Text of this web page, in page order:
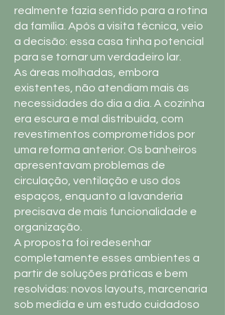
realmente fazia sentido para a rotina
da família. Após a visita técnica, veio
a decisão: essa casa tinha potencial
para se tornar um verdadeiro lar.
As áreas molhadas, embora
existentes, não atendiam mais às
necessidades do dia a dia. A cozinha
era escura e mal distribuída, com
revestimentos comprometidos por
uma reforma anterior. Os banheiros
apresentavam problemas de
circulação, ventilação e uso dos
espaços, enquanto a lavanderia
precisava de mais funcionalidade e
organização.
A proposta foi redesenhar
completamente esses ambientes a
partir de soluções práticas e bem
resolvidas: novos layouts, marcenaria
sob medida e um estudo cuidadoso